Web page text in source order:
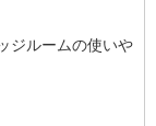
ジルームの使いや